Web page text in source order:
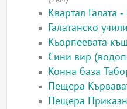
Квартал Галата -
Галатанско
Кьорпеевата
Сини вир
Конна база
Пещера
Пещера